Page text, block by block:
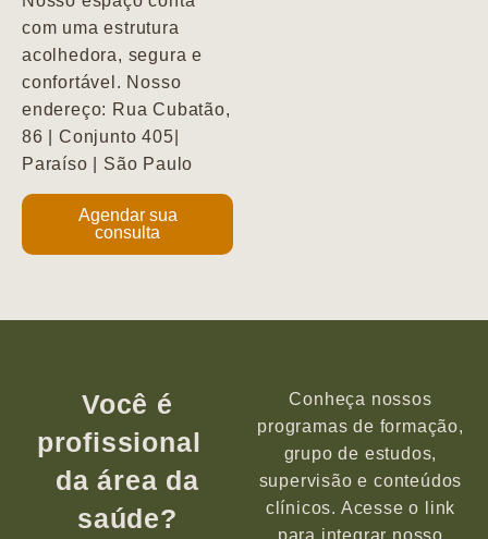
com uma estrutura
acolhedora, segura e
confortável. Nosso
endereço: Rua Cubatão,
86 | Conjunto 405|
Paraíso | São Paulo
Agendar sua
consulta
Você é
profissional
da área da
saúde?
Conheça nossos
programas de formação,
grupo de estudos,
supervisão e conteúdos
clínicos. Acesse o link
para integrar nosso